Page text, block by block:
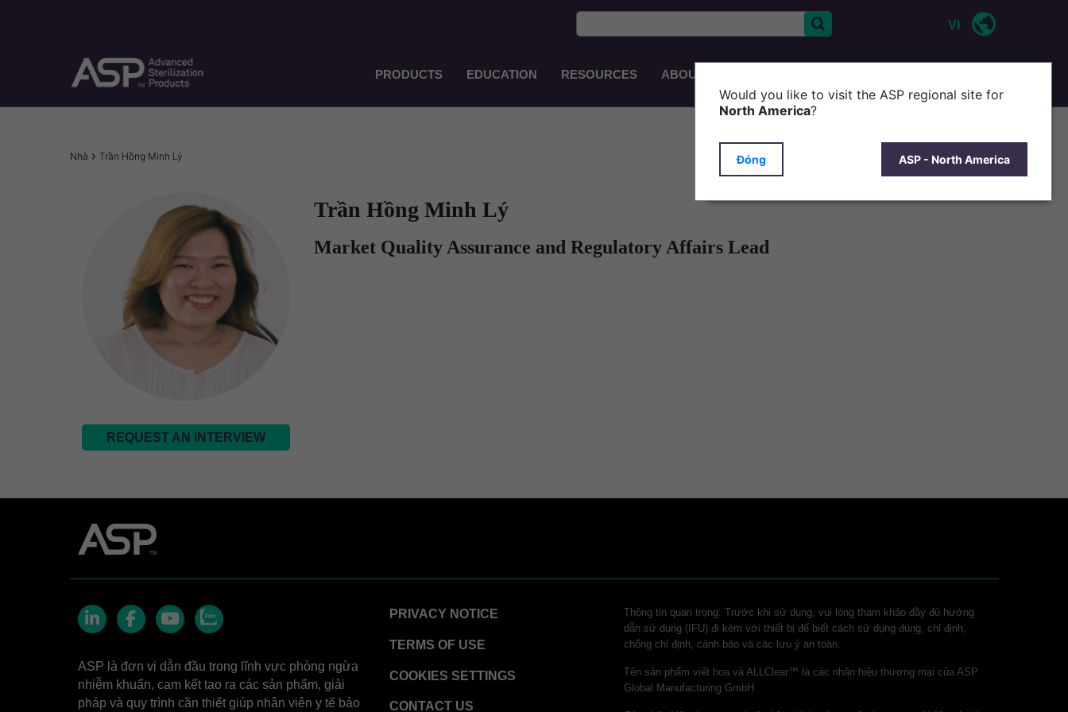
VI
Main
Navigation
PRODUCTS EDUCATION RESOURCES ABOUT
Breadcrumb
Nhà Trần Hồng Minh Lý
REQUEST AN INTERVIEW
Trần Hồng Minh Lý
Market Quality Assurance and Regulatory Affairs Lead
Zalo
ASP là đơn vị dẫn đầu trong lĩnh vực phòng ngừa
nhiễm khuẩn, cam kết tạo ra các sản phẩm, giải
pháp và quy trình cần thiết giúp nhân viên y tế bảo
PRIVACY NOTICE
TERMS OF USE
COOKIES SETTINGS
CONTACT US
Thông tin quan trọng: Trước khi sử dụng, vui lòng tham khảo đầy đủ hướng
dẫn sử dụng (IFU) đi kèm với thiết bị để biết cách sử dụng đúng, chỉ định,
chống chỉ định, cảnh báo và các lưu ý an toàn.
Tên sản phẩm viết hoa và ALLClear™ là các nhãn hiệu thương mại của ASP
Global Manufacturing GmbH
Would you like to visit the ASP regional site for
North America?
Đóng ASP - North America